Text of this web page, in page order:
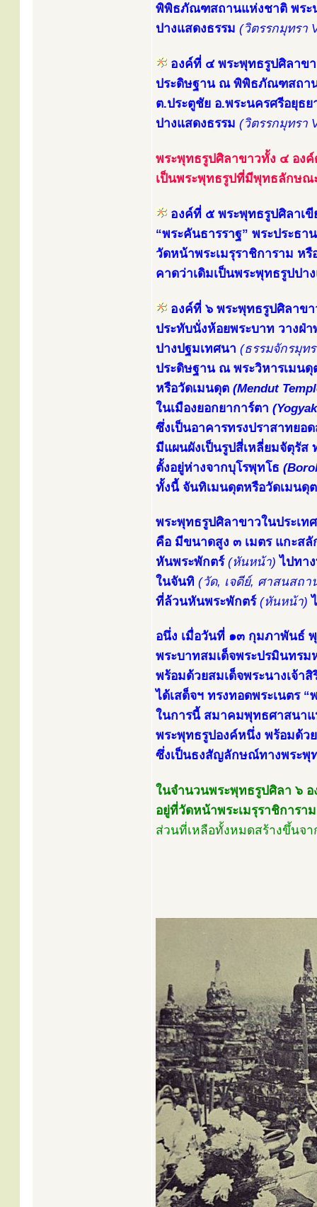
พิพิธภัณฑสถานแห่งชาติ พระ
ปางแสดงธรรม (วิตรรกมุทรา
องค์ที่ ๔ พระพุทธรูปศิลาข
ประดิษฐาน ณ พิพิธภัณฑสถาน
ต.ประตูชัย อ.พระนครศรีอยุธ
ปางแสดงธรรม (วิตรรกมุทรา
พระพุทธรูปศิลาขาวทั้ง ๔ องค์
เป็นพระพุทธรูปที่มีพุทธลักษณ
องค์ที่ ๕ พระพุทธรูปศิลาเขี
“พระคันธารราฐ” พระประธ
วัดหน้าพระเมรุราชิการาม ห
คาดว่าเดิมเป็นพระพุทธรูปปา
องค์ที่ ๖ พระพุทธรูปศิลาขา
ประทับนั่งห้อยพระบาท วางฝ่
ปางปฐมเทศนา (ธรรมจักรมุทร
ประดิษฐาน ณ พระวิหารเมน
หรือวัดเมนดุต (Mendut
ในเมืองยอกยาการ์ตา
ซึ่งเป็นอาคารทรงปราสาทยอ
มีแผนผังเป็นรูปสี่เหลี่ยมจัตุรั
ตั้งอยู่ห่างจากบุโรพุทโธ
ทั้งนี้ จันทิเมนดุตหรือวัดเมนดุ
พระพุทธรูปศิลาขาวในประเ
คือ มีขนาดสูง ๓ เมตร แกะส
หันพระพักตร์ (หันหน้า) ไปทา
ในจันทิ (วัด, เจดีย์, ศาสนสถา
ที่ล้วนหันพระพักตร์ (หันหน้า)
อนึ่ง เมื่อวันที่ ๑๓ กุมภาพันธ์
พระบาทสมเด็จพระปรมินทร
พร้อมด้วยสมเด็จพระนางเจ้า
ได้เสด็จฯ ทรงทอดพระเนตร
ในการนี้ สมาคมพุทธศาสนาแ
พระพุทธรูปองค์หนึ่ง พร้อมด้ว
ซึ่งเป็นธงสัญลักษณ์ทางพระพุ
ในจำนวนพระพุทธรูปศิลา ๖ อ
อยู่ที่วัดหน้าพระเมรุราชิการา
ส่วนที่เหลือทั้งหมดสร้างขึ้นจา